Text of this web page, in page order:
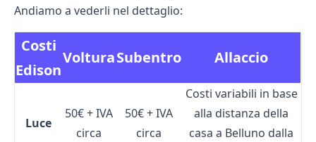
Andiamo a vederli nel dettaglio:
Costi
Edison
VolturaSubentro Allaccio
Luce
50€ + IVA
circa
50€ + IVA
circa
Costi variabili in base
alla distanza della
casa a Belluno dalla